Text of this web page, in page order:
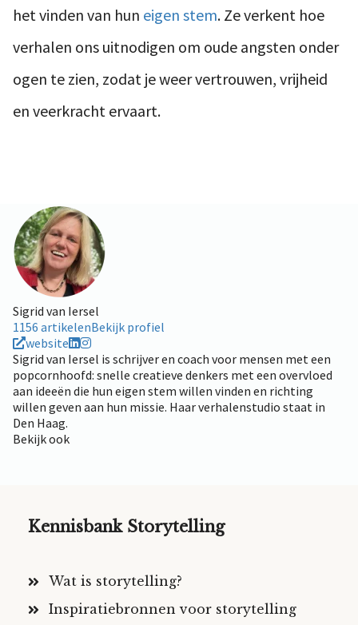
het vinden van hun eigen stem. Ze verkent hoe
verhalen ons uitnodigen om oude angsten onder
ogen te zien, zodat je weer vertrouwen, vrijheid
en veerkracht ervaart.
Sigrid van Iersel
1156 artikelenBekijk profiel
website
Sigrid van Iersel is schrijver en coach voor mensen met een
popcornhoofd: snelle creatieve denkers met een overvloed
aan ideeën die hun eigen stem willen vinden en richting
willen geven aan hun missie. Haar verhalenstudio staat in
Den Haag.
Bekijk ook
Kennisbank Storytelling
Wat is storytelling?
Inspiratiebronnen voor storytelling